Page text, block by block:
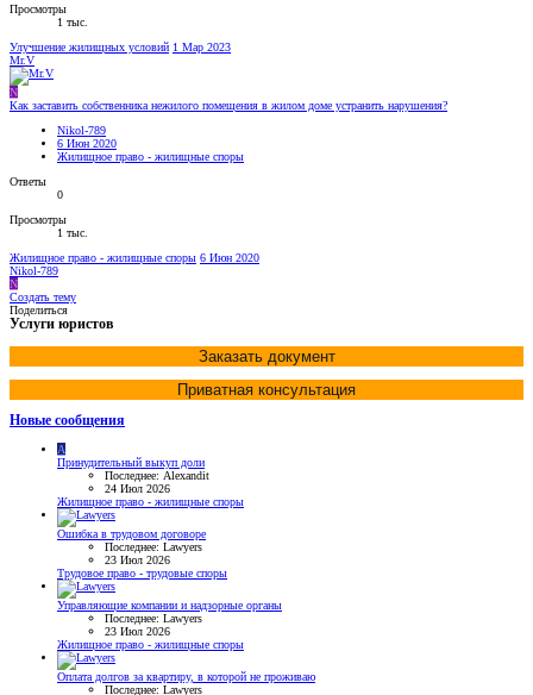
Просмотры
1 тыс.
Улучшение жилищных условий 1 Мар 2023
Mr.V
N
Как заставить собственника нежилого помещения в жилом доме устранить нарушения?
Nikol-789
6 Июн 2020
Жилищное право - жилищные споры
Ответы
0
Просмотры
1 тыс.
Жилищное право - жилищные споры 6 Июн 2020
Nikol-789
N
Создать тему
Поделиться
Услуги юристов
Заказать документ
Приватная консультация
Новые сообщения
A
Принудительный выкуп доли
Последнее: Alexandit
24 Июл 2026
Жилищное право - жилищные споры
Ошибка в трудовом договоре
Последнее: Lawyers
23 Июл 2026
Трудовое право - трудовые споры
Управляющие компании и надзорные органы
Последнее: Lawyers
23 Июл 2026
Жилищное право - жилищные споры
Оплата долгов за квартиру, в которой не проживаю
Последнее: Lawyers